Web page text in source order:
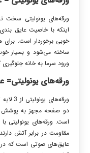
ورقه‌های یونولیتی سخت
اینکه با خاصیت عایق
خوبی برخوردار است.
ساخته می‌شود و بسیار
ورود سرما به خانه جلوگیری
ورقه‌های یونولیتی=
است. ورقه‌های یونولیتی
مقاومت در برابر آتش
عایق‌های صوتی است که